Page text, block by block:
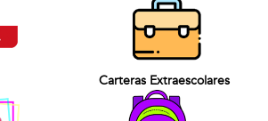
Carteras Extraescolares